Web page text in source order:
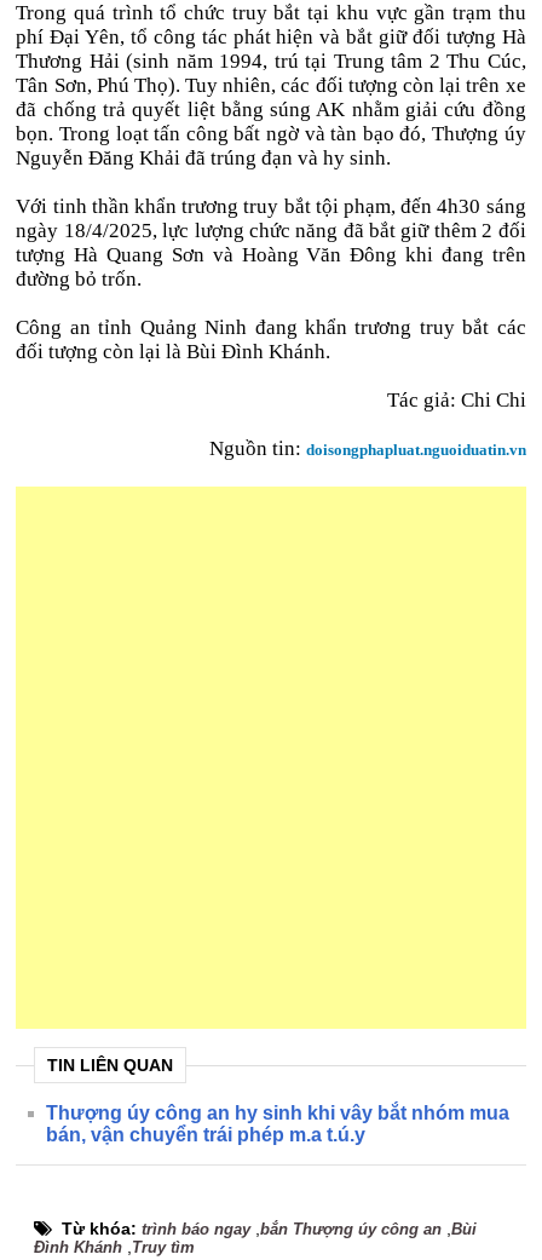
Trong quá trình tổ chức truy bắt tại khu vực gần trạm thu
phí Đại Yên, tổ công tác phát hiện và bắt giữ đối tượng Hà
Thương Hải (sinh năm 1994, trú tại Trung tâm 2 Thu Cúc,
Tân Sơn, Phú Thọ). Tuy nhiên, các đối tượng còn lại trên xe
đã chống trả quyết liệt bằng súng AK nhằm giải cứu đồng
bọn. Trong loạt tấn công bất ngờ và tàn bạo đó, Thượng úy
Nguyễn Đăng Khải đã trúng đạn và hy sinh.
Với tinh thần khẩn trương truy bắt tội phạm, đến 4h30 sáng
ngày 18/4/2025, lực lượng chức năng đã bắt giữ thêm 2 đối
tượng Hà Quang Sơn và Hoàng Văn Đông khi đang trên
đường bỏ trốn.
Công an tỉnh Quảng Ninh đang khẩn trương truy bắt các
đối tượng còn lại là Bùi Đình Khánh.
Tác giả: Chi Chi
Nguồn tin: doisongphapluat.nguoiduatin.vn
TIN LIÊN QUAN
Thượng úy công an hy sinh khi vây bắt nhóm mua
bán, vận chuyển trái phép m.a t.ú.y
Từ khóa:trình báo ngay,bắn Thượng úy công an ,Bùi
Đình Khánh Truy tìm